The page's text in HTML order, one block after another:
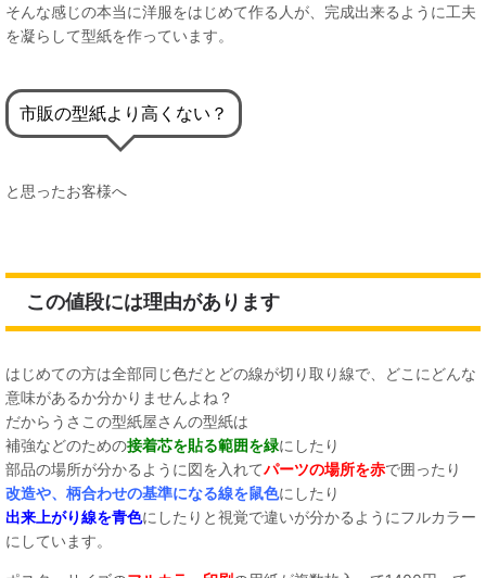
そんな感じの本当に洋服をはじめて作る人が、完成出来るように工夫
を凝らして型紙を作っています。
市販の型紙より高くない？
と思ったお客様へ
この値段には理由があります
はじめての方は全部同じ色だとどの線が切り取り線で、どこにどんな
意味があるか分かりませんよね？
だからうさこの型紙屋さんの型紙は
補強などのための接着芯を貼る範囲を緑にしたり
部品の場所が分かるように図を入れてパーツの場所を赤で囲ったり
改造や、柄合わせの基準になる線を鼠色にしたり
出来上がり線を青色にしたりと視覚で違いが分かるようにフルカラー
にしています。